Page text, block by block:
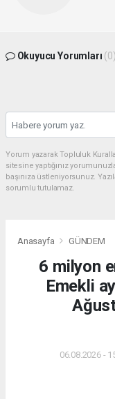
Okuyucu Yorumları (0)
Yorum yazarak Topluluk
sitesine yaptığınız
başınıza üstleniyorsunuz.
sorumlu tutulamaz.
Anasayfa GÜNDEM
6 milyon
Emekli
06.08.2026 -